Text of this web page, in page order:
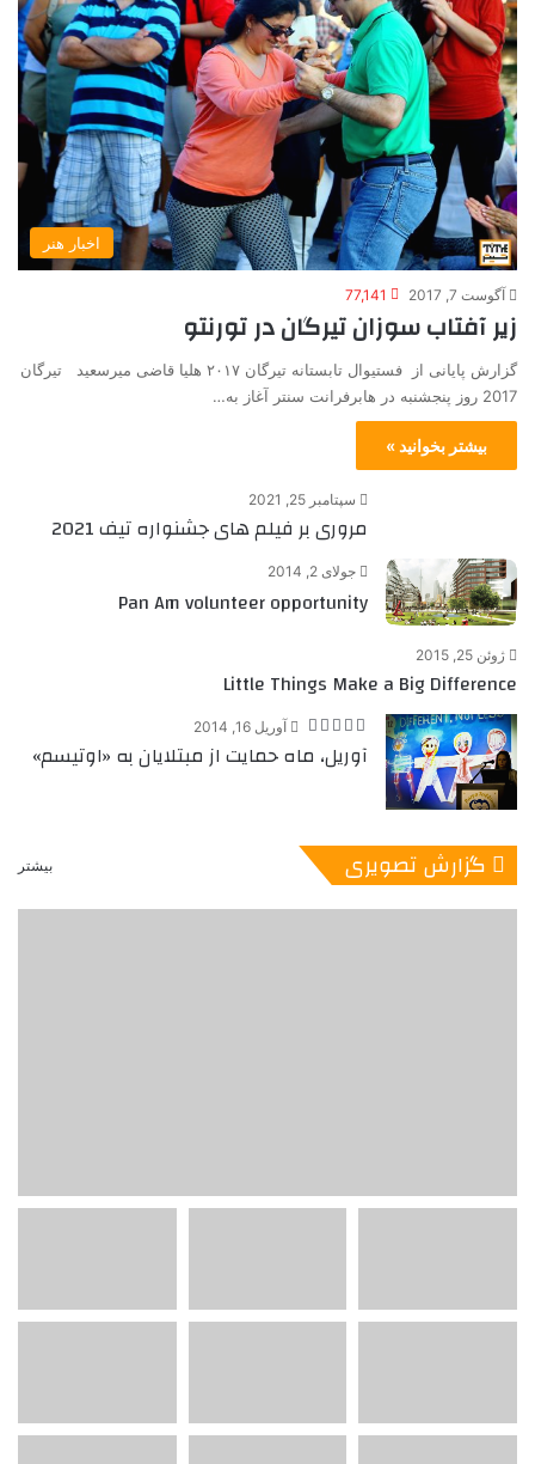
اخبار هنر
آگوست 7, 2017 77,141
زیر آفتاب سوزان تیرگان در تورنتو
گزارش پایانی از فستیوال تابستانه تیرگان ۲۰۱۷ هلیا قاضی میرسعید تیرگان
2017 روز پنجشنبه در هابرفرانت سنتر آغاز به…
بیشتر بخوانید »
سپتامبر 25, 2021
مروری بر فیلم های جشنواره تیف 2021
جولای 2, 2014
Pan Am volunteer opportunity
ژوئن 25, 2015
Little Things Make a Big Difference
آوریل 16, 2014
آوریل، ماه حمایت از مبتلایان به «اوتیسم»
گزارش تصویری بیشتر